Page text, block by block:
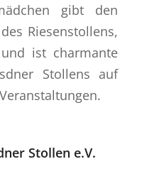
gibt den
Riesenstollens,
ist charmante
Stollens auf
Stollen e.V.